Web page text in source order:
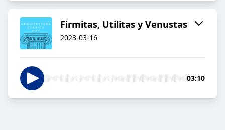
Firmitas, Utilitas y Venustas
2023-03-16
03:10